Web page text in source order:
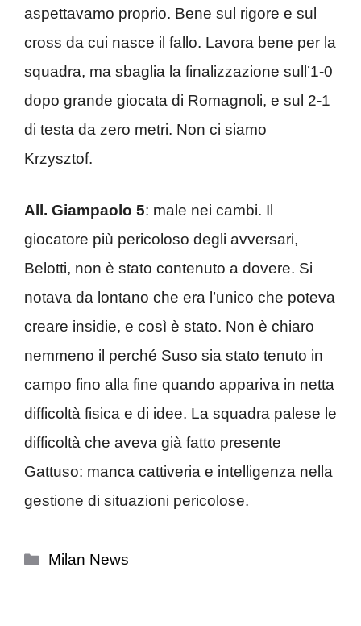
aspettavamo proprio. Bene sul rigore e sul
cross da cui nasce il fallo. Lavora bene per la
squadra, ma sbaglia la finalizzazione sull’1-0
dopo grande giocata di Romagnoli, e sul 2-1
di testa da zero metri. Non ci siamo
Krzysztof.
All. Giampaolo 5: male nei cambi. Il
giocatore più pericoloso degli avversari,
Belotti, non è stato contenuto a dovere. Si
notava da lontano che era l’unico che poteva
creare insidie, e così è stato. Non è chiaro
nemmeno il perché Suso sia stato tenuto in
campo fino alla fine quando appariva in netta
difficoltà fisica e di idee. La squadra palese le
difficoltà che aveva già fatto presente
Gattuso: manca cattiveria e intelligenza nella
gestione di situazioni pericolose.
Categorie
Milan News